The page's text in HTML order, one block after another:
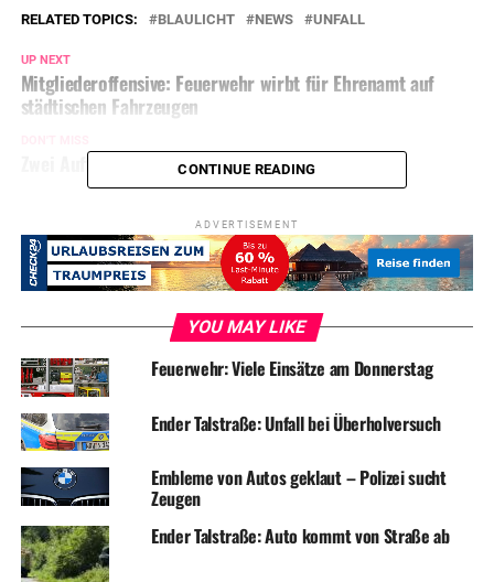
RELATED TOPICS: BLAULICHT NEWS UNFALL
UP NEXT
Mitgliederoffensive: Feuerwehr wirbt für Ehrenamt auf
städtischen Fahrzeugen
Zwei Auffahrunfälle mit Verletzten
CONTINUE READING
ADVERTISEMENT
YOU MAY LIKE
Feuerwehr: Viele Einsätze am Donnerstag
Ender Talstraße: Unfall bei Überholversuch
Embleme von Autos geklaut – Polizei sucht
Zeugen
Ender Talstraße: Auto kommt von Straße ab